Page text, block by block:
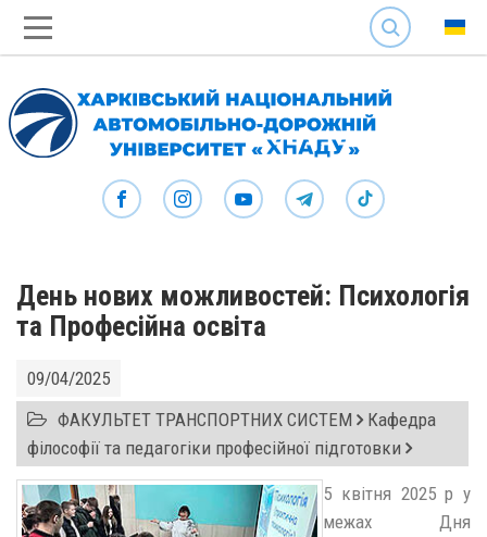
SEARCH
День нових можливостей: Психологія
та Професійна освіта
09/04/2025
ФАКУЛЬТЕТ ТРАНСПОРТНИХ СИСТЕМ Кафедра
філософії та педагогіки професійної підготовки
5 квітня 2025 р у
межах Дня